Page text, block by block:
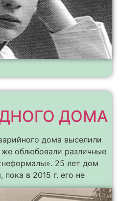
ДОМА
дома выселили
облюбовали различные
25 лет дом
в 2015 г. его не